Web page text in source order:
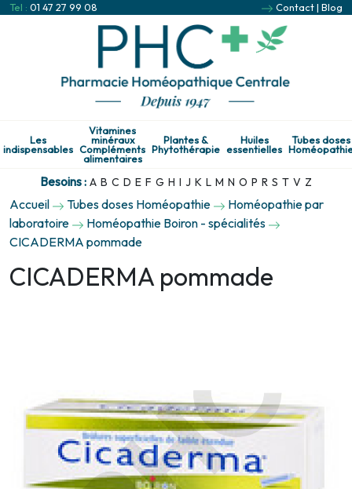
Tel : 01 47 27 99 08 Contact| Blog
Les
indispensables
Vitamines
minéraux
Compléments
alimentaires
Plantes &
Phytothérapie
Huiles
essentielles
Tubes doses
Besoins : A B C D E F G H I J K L M N O P R S T V Z
Accueil Tubes doses Homéopathie
Homéopathie par
laboratoire
Homéopathie Boiron - spécialités
CICADERMA pommade
CICADERMA pommade